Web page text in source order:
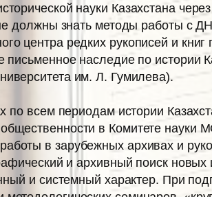
науки Казахстана
должны знать методы работы с
центра редких рукописей и книг
наследие по истории
им. Л. Гумилева).
по всем периодам истории
в Комитете науки
в зарубежных архивах и
и архивный поиск
и системный характер. При